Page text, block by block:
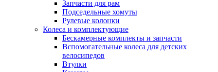
Запчасти для рам
Подседельные хомуты
Рулевые колонки
Колеса и комплектующие
Бескамерные комплекты и запчасти
Вспомогательные колеса для детских
велосипедов
Втулки